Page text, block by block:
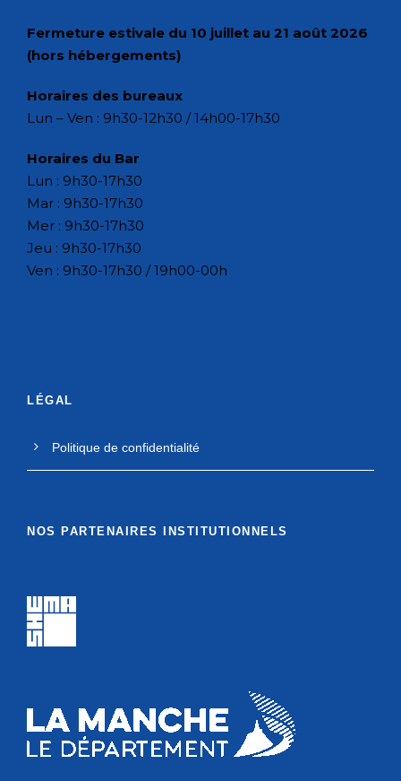
Fermeture estivale du 10 juillet au 21 août 2026
(hors hébergements)
Horaires des bureaux
Lun – Ven : 9h30-12h30 / 14h00-17h30
Horaires du Bar
Lun : 9h30-17h30
Mar : 9h30-17h30
Mer : 9h30-17h30
Jeu : 9h30-17h30
Ven : 9h30-17h30 / 19h00-00h
LÉGAL
Politique de confidentialité
NOS PARTENAIRES INSTITUTIONNELS